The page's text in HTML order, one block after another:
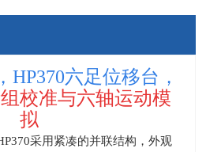
HP370六足位移台，
校准与六轴运动模
拟
采用紧凑的并联结构，外观